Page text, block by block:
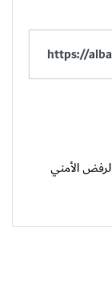
الأمني